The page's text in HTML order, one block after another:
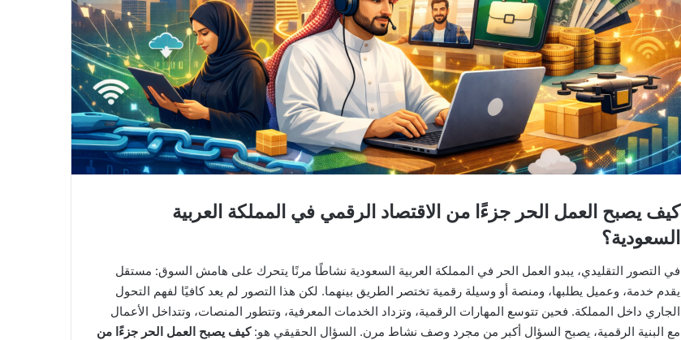
كيف يصبح العمل الحر جزءًا من الاقتصاد الرقمي في المملكة العربية
السعودية؟
في التصور التقليدي، يبدو العمل الحر في المملكة العربية السعودية نشاطًا مرنًا يتحرك على هامش السوق: مستقل
يقدم خدمة، وعميل يطلبها، ومنصة أو وسيلة رقمية تختصر الطريق بينهما. لكن هذا التصور لم يعد كافيًا لفهم التحول
الجاري داخل المملكة. فحين تتوسع المهارات الرقمية، وتزداد الخدمات المعرفية، وتتطور المنصات، وتتداخل الأعمال
مع البنية الرقمية، يصبح السؤال أكبر من مجرد وصف نشاط مرن. السؤال الحقيقي هو:كيف يصبح العمل الحر جزءًا من